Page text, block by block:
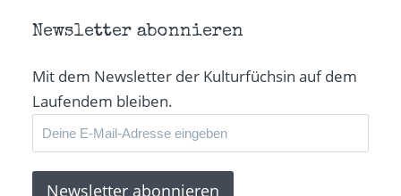
Newsletter abonnieren
Mit dem Newsletter der Kulturfüchsin auf dem
Laufendem bleiben.